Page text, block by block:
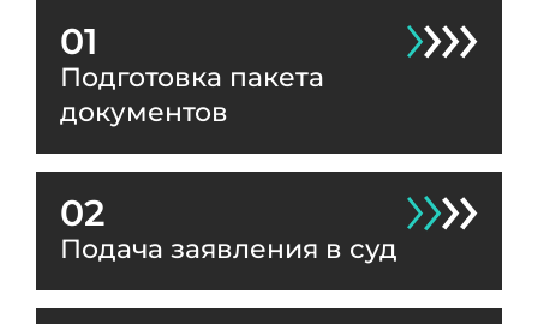
01
Подготовка пакета
документов
02
Подача заявления в суд